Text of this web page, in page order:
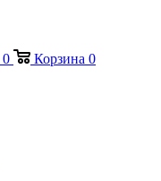
0 Корзина 0